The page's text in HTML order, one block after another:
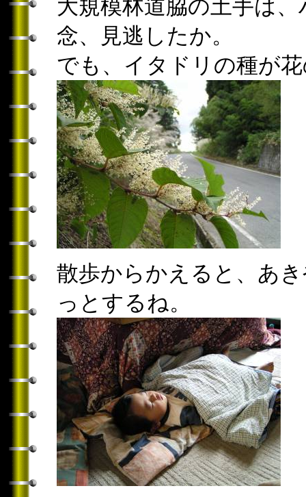
大規模林道脇の土手は
念、見逃したか。
でも、イタドリの種が
散歩からかえると、あ
っとするね。